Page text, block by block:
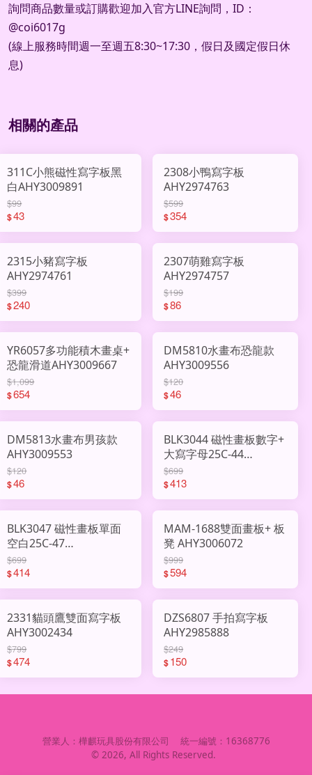
詢問商品數量或訂購歡迎加入官方LINE詢問， ID ：
@coi6017g
(線上服務時間週一至週五8:30~17:30 ，假日及國定假日休
息)
相關的產品
311C小熊磁性寫字板黑
白AHY3009891
$99
$43
2308小鴨寫字板
AHY2974763
$599
$354
2315小豬寫字板
AHY2974761
$399
$240
2307萌雞寫字板
AHY2974757
$199
$86
YR6057多功能積木畫桌+
恐龍滑道AHY3009667
$1,099
$654
DM5810水畫布恐龍款
AHY3009556
$120
$46
DM5813水畫布男孩款
AHY3009553
$120
$46
BLK3044 磁性畫板數字+
大寫字母25C-44
AHY3008228
$699
$413
BLK3047 磁性畫板單面
空白25C-47
AHY3006019
$699
$414
MAM-1688雙面畫板+ 板
凳 AHY3006072
$999
$594
2331貓頭鷹雙面寫字板
AHY3002434
$799
$474
DZS6807 手拍寫字板
AHY2985888
$249
$150
營業人： 樺麒玩具股份有限公司 統一編號： 16368776
© 2026, All Rights Reserved.